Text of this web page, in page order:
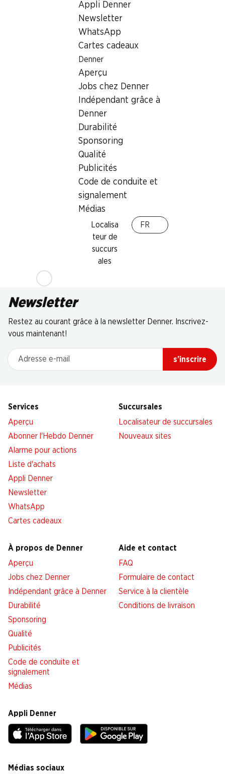
Appli Denner
Newsletter
WhatsApp
Cartes cadeaux
Denner
Aperçu
Jobs chez Denner
Indépendant grâce à
Denner
Durabilité
Sponsoring
Qualité
Publicités
Code de conduite et
signalement
Médias
Localisa
teur de
succurs
ales
FR
Heures d'ouverture spéciales
Sam., 15.08.2026
Retrait d'espèces avec la carte postale / M-Card
Newsletter
Restez au courant grâce à la newsletter Denner. Inscrivez-
vous maintenant!
Adresse e-mail
s’inscrire
Services
Aperçu
Abonner l'Hebdo Denner
Alarme pour actions
Liste d'achats
Appli Denner
Newsletter
WhatsApp
Cartes cadeaux
Succursales
Localisateur de succursales
Nouveaux sites
À propos de Denner
Aperçu
Jobs chez Denner
Indépendant grâce à Denner
Durabilité
Sponsoring
Qualité
Publicités
Code de conduite et
signalement
Médias
Aide et contact
FAQ
Formulaire de contact
Service à la clientèle
Conditions de livraison
Appli Denner
Médias sociaux